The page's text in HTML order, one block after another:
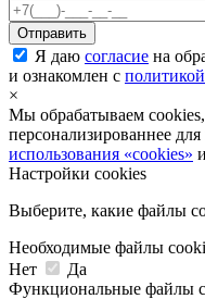
Я даю согласие на
и ознакомлен с
×
Мы обрабатываем
персонализированнее
использования «cookies» и
Настройки cookies
Выберите, какие файлы
Необходимые файлы
Нет
Да
Функциональные файлы